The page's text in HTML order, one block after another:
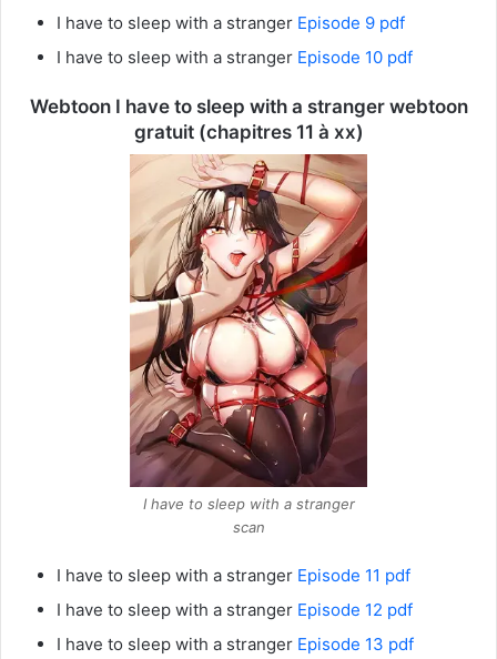
I have to sleep with a stranger Episode 9 pdf
I have to sleep with a stranger Episode 10 pdf
Webtoon I have to sleep with a stranger webtoon
gratuit (chapitres 11 à xx)
I have to sleep with a stranger
scan
I have to sleep with a stranger Episode 11 pdf
I have to sleep with a stranger Episode 12 pdf
I have to sleep with a stranger Episode 13 pdf